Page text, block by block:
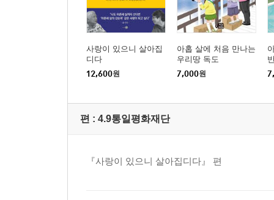
사랑이 있으니 살아집
디다
12,600원
아홉 살에 처음 만나는
우리땅 독도
7,000원
편 : 4.9통일평화재단
『사랑이 있으니 살아집디다』 편